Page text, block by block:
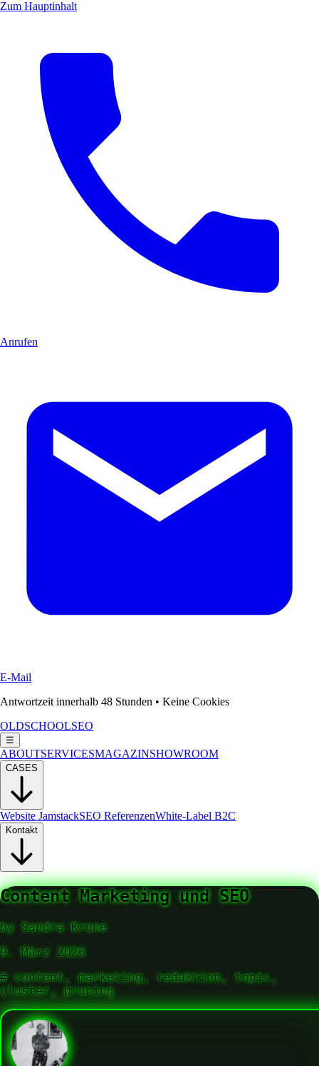
Zum Hauptinhalt
Anrufen
E-Mail
Antwortzeit innerhalb 48 Stunden • Keine Cookies
OLDSCHOOLSEO
☰
ABOUTSERVICESMAGAZINSHOWROOM
CASES
Website JamstackSEO ReferenzenWhite-Label B2C
Kontakt
Content Marketing und SEO
by Sandra Krone
9. März 2026
# content, marketing, redaktion, topic,
cluster, pruning